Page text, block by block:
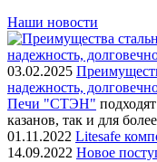
Наши новости
03.02.2025
надежность,
Печи "СТЭН"
казанов, так и для
01.11.2022 Litesafe
14.09.2022 Новое